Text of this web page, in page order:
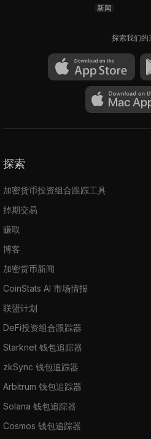
新闻
探索我们的
探索
加密货币投资组合跟踪工具
掉期交易
赚取
博客
加密货币新闻
CoinStats AI 市场情报
联盟计划
DeFi投资组合跟踪器
Starknet 钱包追踪器
zkSync 钱包追踪器
Arbitrum 钱包追踪器
Solana 钱包追踪器
Cosmos 钱包追踪器